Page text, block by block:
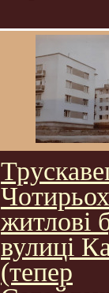
житлові
вулиці
(тепер